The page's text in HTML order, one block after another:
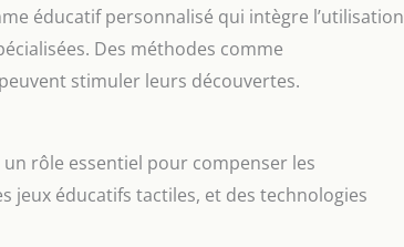
éducatif personnalisé qui intègre l’utilisation
Des méthodes comme
stimuler leurs découvertes.
rôle essentiel pour compenser les
jeux éducatifs tactiles, et des technologies